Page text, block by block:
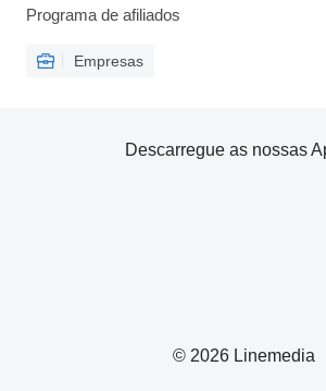
Programa de afiliados
Empresas
© 2026 Linemedia
Descarregue as nossas